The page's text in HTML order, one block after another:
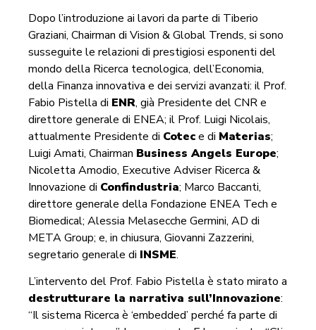
Dopo l’introduzione ai lavori da parte di Tiberio
Graziani, Chairman di Vision & Global Trends, si sono
susseguite le relazioni di prestigiosi esponenti del
mondo della Ricerca tecnologica, dell’Economia,
della Finanza innovativa e dei servizi avanzati: il Prof.
Fabio Pistella di ENR, già Presidente del CNR e
direttore generale di ENEA; il Prof. Luigi Nicolais,
attualmente Presidente di Cotece di Materias;
Luigi Amati, Chairman Business Angels Europe;
Nicoletta Amodio, Executive Adviser Ricerca &
Innovazione di Confindustria; Marco Baccanti,
direttore generale della Fondazione ENEA Tech e
Biomedical; Alessia Melasecche Germini, AD di
META Group; e, in chiusura, Giovanni Zazzerini,
segretario generale di INSME.
L’intervento del Prof. Fabio Pistella è stato mirato a
destrutturare la narrativa sull’Innovazione:
“Il sistema Ricerca è ‘embedded’ perché fa parte di